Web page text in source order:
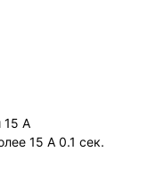
15 А
15 А 0.1 сек.